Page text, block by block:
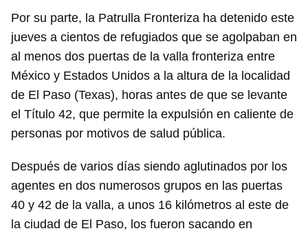
Por su parte, la Patrulla Fronteriza ha detenido este
jueves a cientos de refugiados que se agolpaban en
al menos dos puertas de la valla fronteriza entre
México y Estados Unidos a la altura de la localidad
de El Paso (Texas), horas antes de que se levante
el Título 42, que permite la expulsión en caliente de
personas por motivos de salud pública.
Después de varios días siendo aglutinados por los
agentes en dos numerosos grupos en las puertas
40 y 42 de la valla, a unos 16 kilómetros al este de
la ciudad de El Paso, los fueron sacando en